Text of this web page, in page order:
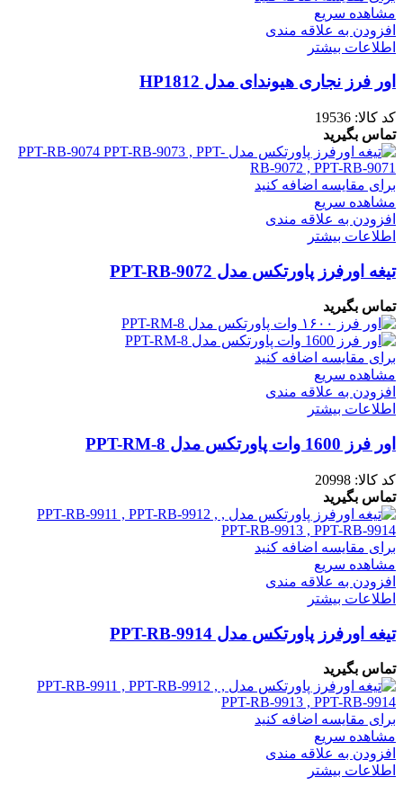
مشاهده سریع
افزودن به علاقه مندی
اطلاعات بیشتر
اور فرز نجاری هیوندای مدل HP1812
کد کالا: 19536
تماس بگیرید
برای مقایسه اضافه کنید
مشاهده سریع
افزودن به علاقه مندی
اطلاعات بیشتر
تیغه اورفرز پاورتکس مدل PPT-RB-9072
تماس بگیرید
برای مقایسه اضافه کنید
مشاهده سریع
افزودن به علاقه مندی
اطلاعات بیشتر
اور فرز 1600 وات پاورتکس مدل PPT-RM-8
کد کالا: 20998
تماس بگیرید
برای مقایسه اضافه کنید
مشاهده سریع
افزودن به علاقه مندی
اطلاعات بیشتر
تیغه اورفرز پاورتکس مدل PPT-RB-9914
تماس بگیرید
برای مقایسه اضافه کنید
مشاهده سریع
افزودن به علاقه مندی
اطلاعات بیشتر